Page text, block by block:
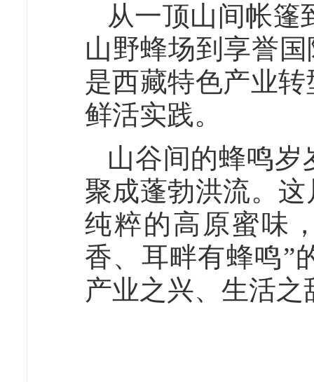
从一顶山间帐篷
山野蜂场到享誉
是西藏特色产业
鲜活实践。
山谷间的蜂鸣
聚成蓬勃洪流。
纯粹的高原蜜味
香、耳畔有蜂鸣”
产业之兴、生活